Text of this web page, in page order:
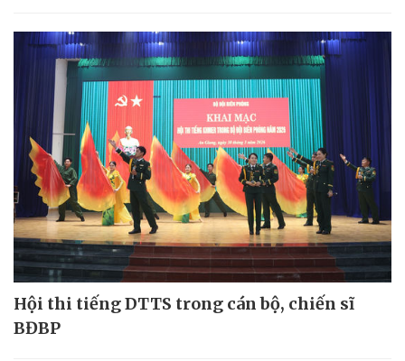
Hội thi tiếng DTTS trong cán bộ, chiến sĩ
BĐBP